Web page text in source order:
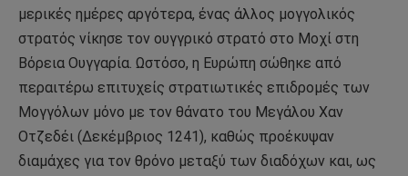
μερικές ημέρες αργότερα, ένας άλλος μογγολικός
στρατός νίκησε τον ουγγρικό στρατό στο Μοχί στη
Βόρεια Ουγγαρία. Ωστόσο, η Ευρώπη σώθηκε από
περαιτέρω επιτυχείς στρατιωτικές επιδρομές των
Μογγόλων μόνο με τον θάνατο του Μεγάλου Χαν
Οτζεδέι (Δεκέμβριος 1241), καθώς προέκυψαν
διαμάχες για τον θρόνο μεταξύ των διαδόχων και, ως